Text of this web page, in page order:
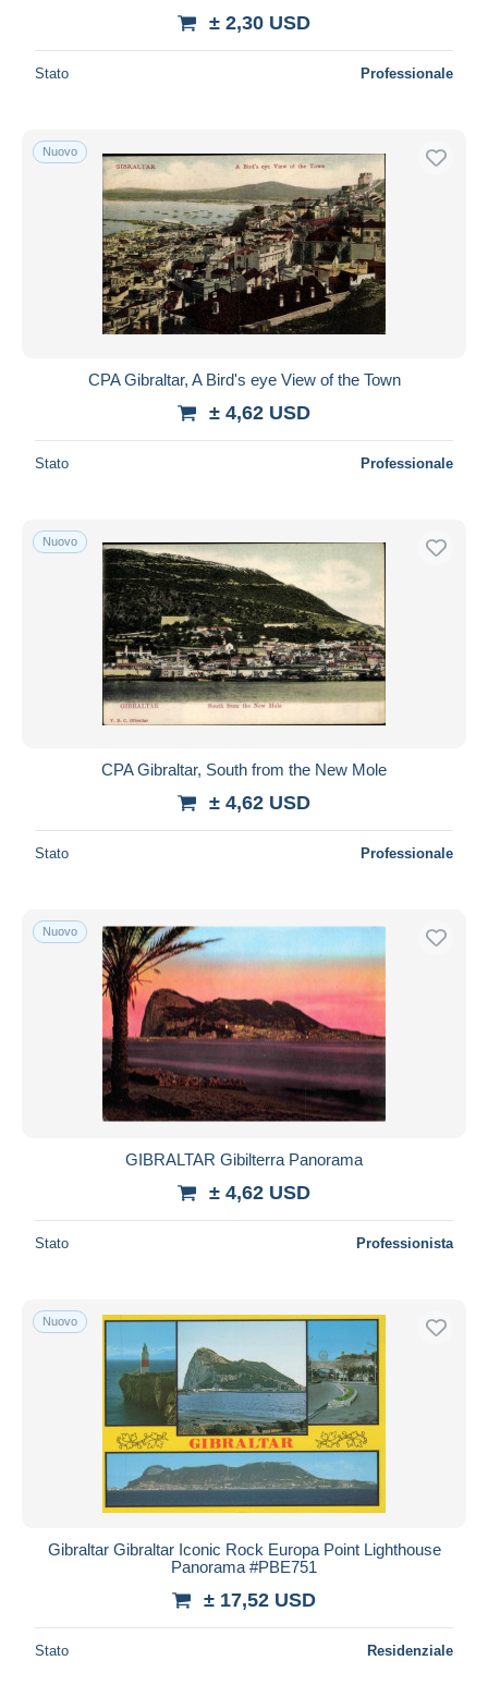
± 2,30 USD
Stato Professionale
Nuovo
CPA Gibraltar, A Bird's eye View of the Town
± 4,62 USD
Stato Professionale
Nuovo
CPA Gibraltar, South from the New Mole
± 4,62 USD
Stato Professionale
Nuovo
GIBRALTAR Gibilterra Panorama
± 4,62 USD
Stato Professionista
Nuovo
Gibraltar Gibraltar Iconic Rock Europa Point Lighthouse
Panorama #PBE751
± 17,52 USD
Stato Residenziale